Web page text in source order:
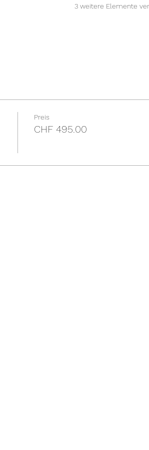
3 weitere Elemente
Preis
CHF 495.00